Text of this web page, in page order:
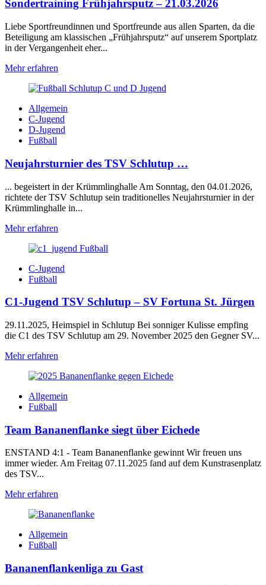
Sondertraining Frühjahrsputz – 21.03.2026
Liebe Sportfreundinnen und Sportfreunde aus allen Sparten, da die
Beteiligung am klassischen „Frühjahrsputz“ auf unserem Sportplatz
in der Vergangenheit eher...
Mehr erfahren
Allgemein
C-Jugend
D-Jugend
Fußball
Neujahrsturnier des TSV Schlutup …
... begeistert in der Krümmlinghalle Am Sonntag, den 04.01.2026,
richtete der TSV Schlutup sein traditionelles Neujahrsturnier in der
Krümmlinghalle in...
Mehr erfahren
C-Jugend
Fußball
C1-Jugend TSV Schlutup – SV Fortuna St. Jürgen
29.11.2025, Heimspiel in Schlutup Bei sonniger Kulisse empfing
die C1 des TSV Schlutup am 29. November 2025 den Gegner SV...
Mehr erfahren
Allgemein
Fußball
Team Bananenflanke siegt über Eichede
ENSTAND 4:1 - Team Bananenflanke gewinnt Wir freuen uns
immer wieder. Am Freitag 07.11.2025 fand auf dem Kunstrasenplatz
des TSV...
Mehr erfahren
Allgemein
Fußball
Bananenflankenliga zu Gast